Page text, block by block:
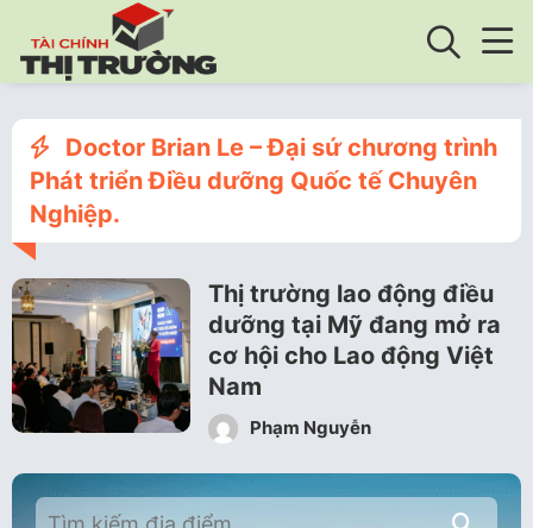
Doctor Brian Le – Đại sứ chương trình
Phát triển Điều dưỡng Quốc tế Chuyên
Nghiệp.
Thị trường lao động điều
dưỡng tại Mỹ đang mở ra
cơ hội cho Lao động Việt
Nam
Phạm Nguyễn